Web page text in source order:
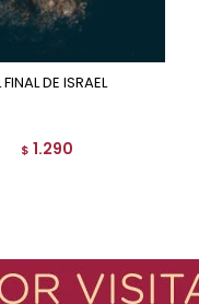
FINAL DE ISRAEL
$ 1.290